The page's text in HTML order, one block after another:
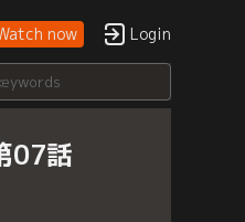
now Login
07話